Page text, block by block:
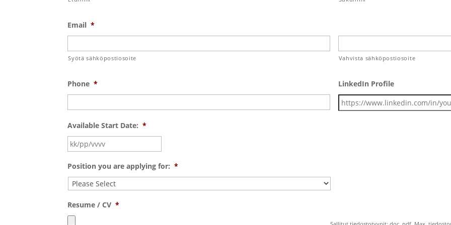
Email *
Syötä sähköpostiosoite Vahvista sähköpostiosoite
Phone * LinkedIn Profile
Available Start Date: *
slash
PP
Position you are applying for: *
Resume / CV *